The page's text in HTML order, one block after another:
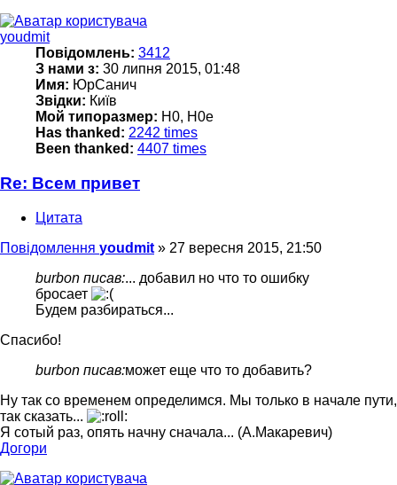
youdmit
Повідомлень: 3412
З нами з: 30 липня 2015, 01:48
Имя: ЮрСанич
Звідки: Київ
Мой типоразмер: H0, H0e
Has thanked: 2242 times
Been thanked: 4407 times
Re: Всем привет
Цитата
Повідомлення youdmit » 27 вересня 2015, 21:50
burbon писав:... добавил но что то ошибку
бросает
Будем разбираться...
Спасибо!
burbon писав:может еще что то добавить?
Ну так со временем определимся. Мы только в начале пути,
так сказать...
Я сотый раз, опять начну сначала... (А.Макаревич)
Догори